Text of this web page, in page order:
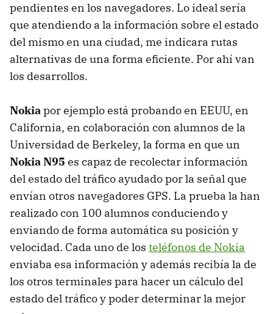
pendientes en los navegadores. Lo ideal sería
que atendiendo a la información sobre el estado
del mismo en una ciudad, me indicara rutas
alternativas de una forma eficiente. Por ahí van
los desarrollos.
Nokiapor ejemplo está probando en EEUU, en
California, en colaboración con alumnos de la
Universidad de Berkeley, la forma en que un
Nokia N95 es capaz de recolectar información
del estado del tráfico ayudado por la señal que
envían otros navegadores GPS. La prueba la han
realizado con 100 alumnos conduciendo y
enviando de forma automática su posición y
velocidad. Cada uno de los teléfonos de Nokia
enviaba esa información y además recibía la de
los otros terminales para hacer un cálculo del
estado del tráfico y poder determinar la mejor